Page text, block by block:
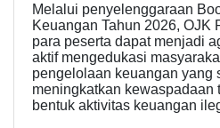
Melalui penyelenggaraan
Keuangan Tahun 2026, OJK
para peserta dapat menjadi
aktif mengedukasi
pengelolaan keuangan yang
meningkatkan kewaspadaan
bentuk aktivitas keuangan